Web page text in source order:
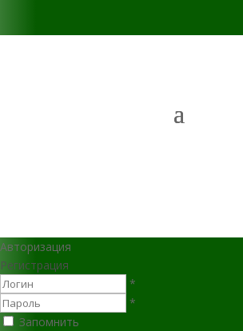
Авторизация
Регистрация
*
*
Запомнить